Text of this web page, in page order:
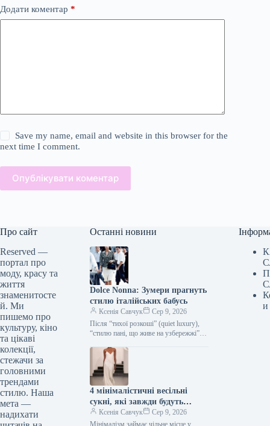
Додати коментар *
Save my name, email and website in this browser for the
next time I comment.
Опублікувати коментар
Про сайт
Reserved —
портал про
моду, красу та
життя
знаменитосте
й. Ми
пишемо про
культуру, кіно
та цікаві
колекції,
стежачи за
головними
трендами
стилю. Наша
мета —
надихати
Останні новини
Dolce Nonna: Зумери прагнуть
стилю італійських бабусь
Ксенія Савчук
Сер 9, 2026
Після “тихої розкоші” (quiet luxury),
“стилю пані, що живе на узбережжі”
вінтажем у моді з’явився новий…
4 мінімалістичні весільні
сукні, які завжди будуть
актуальними
Ксенія Савчук
Сер 9, 2026
Мінімалізм займає чільне місце у
и